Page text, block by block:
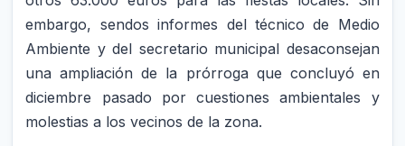
embargo, sendos informes del técnico de Medio
Ambiente y del secretario municipal desaconsejan
una ampliación de la prórroga que concluyó en
diciembre pasado por cuestiones ambientales y
molestias a los vecinos de la zona.